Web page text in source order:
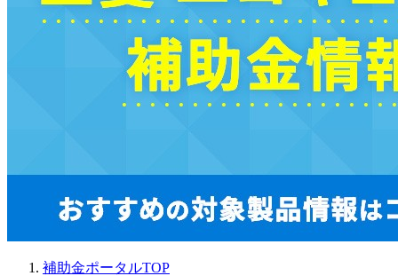
補助金ポータルTOP